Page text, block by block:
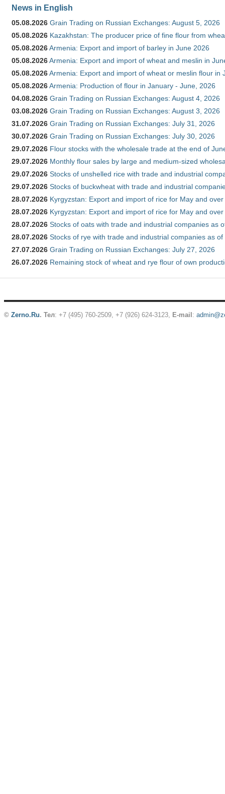
News in English
05.08.2026 Grain Trading on Russian Exchanges: August 5, 2026
05.08.2026 Kazakhstan: The producer price of fine flour from
05.08.2026Armenia: Export and import of barley in June 2026
05.08.2026Armenia: Export and import of wheat and meslin in
05.08.2026Armenia: Export and import of wheat or meslin flour in
05.08.2026Armenia: Production of flour in January - June, 2026
04.08.2026 Grain Trading on Russian Exchanges: August 4, 2026
03.08.2026 Grain Trading on Russian Exchanges: August 3, 2026
31.07.2026 Grain Trading on Russian Exchanges: July 31, 2026
30.07.2026 Grain Trading on Russian Exchanges: July 30, 2026
29.07.2026 Flour stocks with the wholesale trade at the end of
29.07.2026 Monthly flour sales by large and medium-sized
29.07.2026 Stocks of unshelled rice with trade and industrial
29.07.2026 Stocks of buckwheat with trade and industrial
28.07.2026 Kyrgyzstan: Export and import of rice for May and
28.07.2026 Kyrgyzstan: Export and import of rice for May and
28.07.2026 Stocks of oats with trade and industrial companies as
28.07.2026 Stocks of rye with trade and industrial companies as
27.07.2026 Grain Trading on Russian Exchanges: July 27, 2026
26.07.2026 Remaining stock of wheat and rye flour of own
© Zerno.Ru. Тел: +7 (495) 760-2509, +7 (926) 624-3123, E-mail :